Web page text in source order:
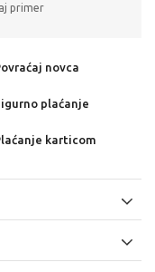
primer
novca
plaćanje
karticom